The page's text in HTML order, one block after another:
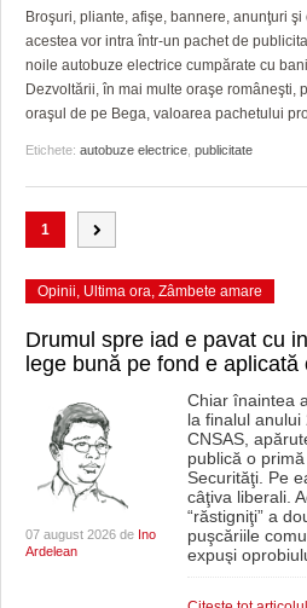
Broşuri, pliante, afişe, bannere, anunţuri
acestea vor intra într-un pachet de
noile autobuze electrice cumpărate cu
Dezvoltării, în mai multe oraşe româneşti,
oraşul de pe Bega, valoarea pachetului
Etichete: autobuze electrice publicitate
1
Opinii, Ultima ora, Zâmbete amare
Drumul spre iad e pavat cu
lege bună pe fond e
07 august 2026 de Ino
Ardelean
Chiar înaintea
la finalul
CNSAS,
publică o
Securităţi. Pe
câţiva liberali.
“răstigniţi” a
puşcăriile
expuşi